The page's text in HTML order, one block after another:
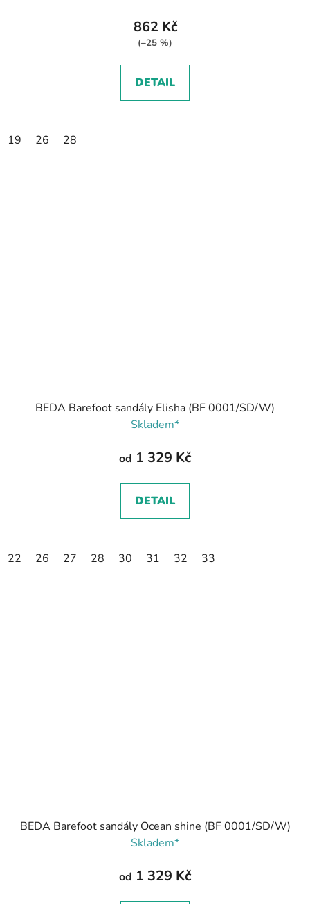
862 Kč
(–25 %)
DETAIL
19 26 28
BEDA Barefoot sandály Elisha (BF 0001/SD/W)
Skladem*
od 1 329 Kč
DETAIL
22 26 27 28 30 31 32 33
BEDA Barefoot sandály Ocean shine (BF 0001/SD/W)
Skladem*
od 1 329 Kč